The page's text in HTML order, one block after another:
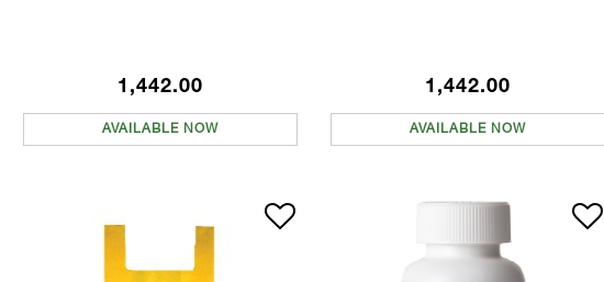
1,442.00
AVAILABLE NOW
1,442.00
AVAILABLE NOW